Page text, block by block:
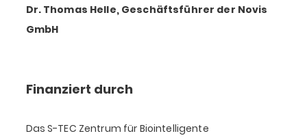
Dr. Thomas Helle, Geschäftsführer der Novis
GmbH
Finanziert durch
Das S-TEC Zentrum für Biointelligente